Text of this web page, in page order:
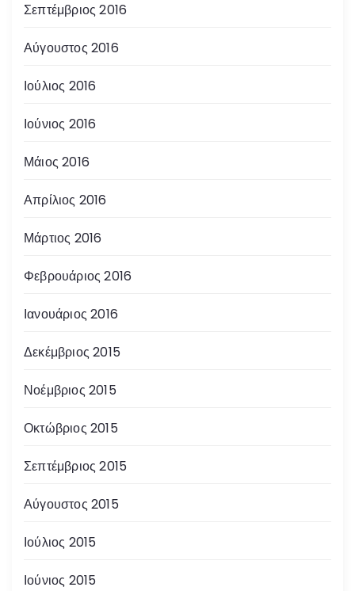
Σεπτέμβριος 2016
Αύγουστος 2016
Ιούλιος 2016
Ιούνιος 2016
Μάιος 2016
Απρίλιος 2016
Μάρτιος 2016
Φεβρουάριος 2016
Ιανουάριος 2016
Δεκέμβριος 2015
Νοέμβριος 2015
Οκτώβριος 2015
Σεπτέμβριος 2015
Αύγουστος 2015
Ιούλιος 2015
Ιούνιος 2015